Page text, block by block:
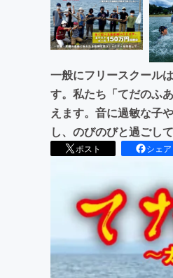
一般にフリースクール
す。私たち「てだのふ
えます。音に過敏な子
し、のびのびと過ごし
ポスト シェア